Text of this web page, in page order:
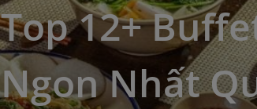
Top 12+
Ngon Nhất